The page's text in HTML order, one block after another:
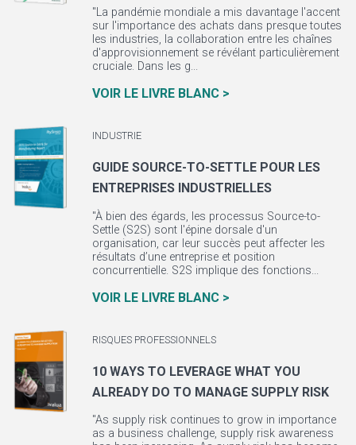
"La pandémie mondiale a mis davantage l'accent
sur l'importance des achats dans presque toutes
les industries, la collaboration entre les chaînes
d'approvisionnement se révélant particulièrement
cruciale. Dans les g...
VOIR LE LIVRE BLANC >
INDUSTRIE
GUIDE SOURCE-TO-SETTLE POUR LES
ENTREPRISES INDUSTRIELLES
"À bien des égards, les processus Source-to-
Settle (S2S) sont l'épine dorsale d'un
organisation, car leur succès peut affecter les
résultats d’une entreprise et position
concurrentielle. S2S implique des fonctions...
VOIR LE LIVRE BLANC >
RISQUES PROFESSIONNELS
10 WAYS TO LEVERAGE WHAT YOU
ALREADY DO TO MANAGE SUPPLY RISK
"As supply risk continues to grow in importance
as a business challenge, supply risk awareness